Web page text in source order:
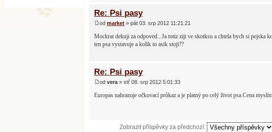
Re: Psi pasy
od market » pát 03. srp 2012 11:21:21
Mockrat dekuji za odpoved...Ja totiz ziji ve skotksu a chtela bych si pejska
ten psa vystavuje a kolik to asik stoji??
Re: Psi pasy
od vera » stř 08. srp 2012 5:01:33
Europas nahrazuje očkovací průkaz a je platný po celý život psa.Cena
Zobrazit příspěvky za předchozí: